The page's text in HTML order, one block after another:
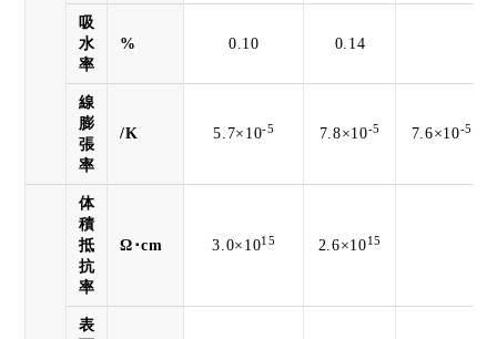
吸
水
率
% 0.10 0.14
線
膨
張
率
/K 5.7×10-5 7.8×10-5 7.6×10-5
体
積
抵
抗
率
Ω･cm 3.0×1015 2.6×1015
表